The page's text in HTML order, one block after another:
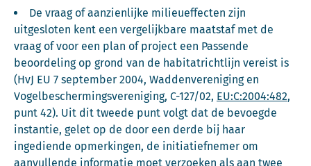
De vraag of aanzienlijke milieueffecten zijn
uitgesloten kent een vergelijkbare maatstaf met de
vraag of voor een plan of project een Passende
beoordeling op grond van de habitatrichtlijn vereist is
(HvJ EU 7 september 2004, Waddenvereniging en
Vogelbeschermingsvereniging, C-127/02, EU:C:2004:482,
punt 42). Uit dit tweede punt volgt dat de bevoegde
instantie, gelet op de door een derde bij haar
ingediende opmerkingen, de initiatiefnemer om
aanvullende informatie moet verzoeken als aan twee